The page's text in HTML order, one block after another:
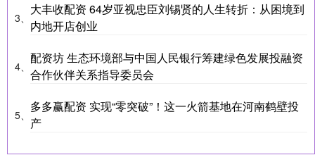
3、
大丰收配资 64岁亚视忠臣刘锡贤的人生转折：从困境到
内地开店创业
4、
配资坊 生态环境部与中国人民银行筹建绿色发展投融资
合作伙伴关系指导委员会
5、
多多赢配资 实现“零突破”！这一火箭基地在河南鹤壁投
产